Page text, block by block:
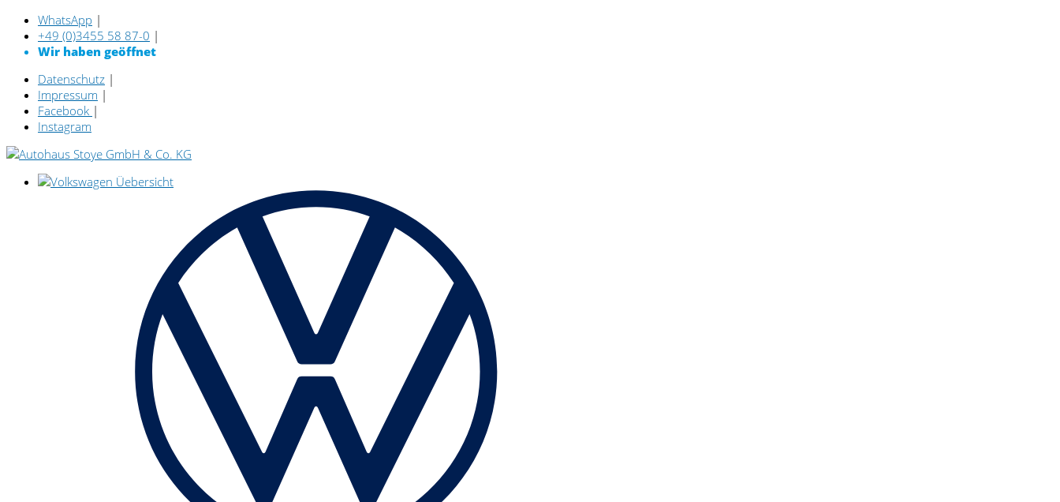
WhatsApp |
+49 (0)3455 58 87-0 |
Wir haben geöffnet
Datenschutz |
Impressum |
Facebook |
Instagram